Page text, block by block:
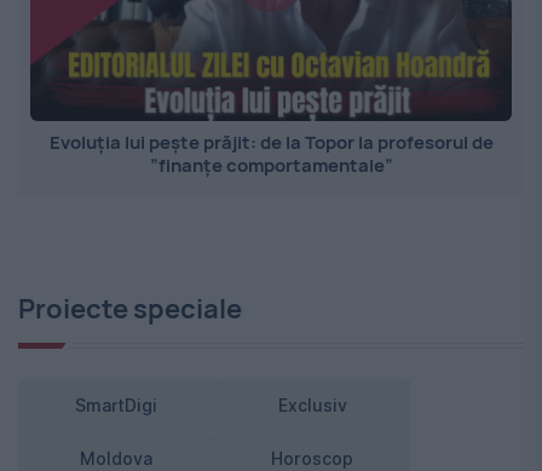
Evoluția lui pește prăjit: de la Topor la profesorul de
”finanțe comportamentale”
Proiecte speciale
SmartDigi Exclusiv
Moldova Horoscop